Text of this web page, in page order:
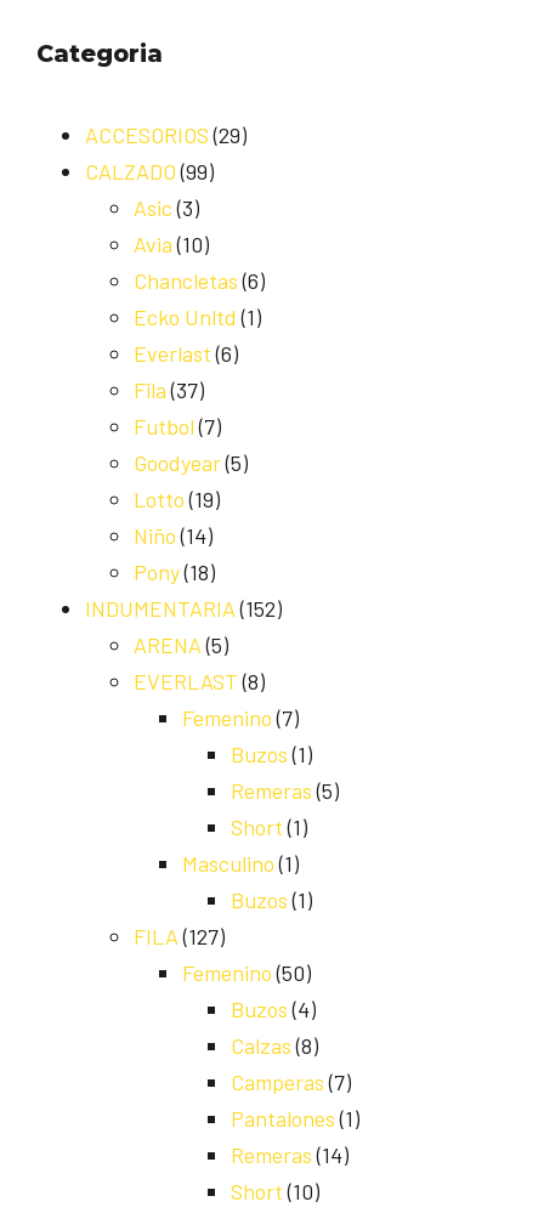
Categoria
ACCESORIOS (29)
CALZADO (99)
Asic (3)
Avia (10)
Chancletas (6)
Ecko Unltd (1)
Everlast (6)
Fila (37)
Futbol (7)
Goodyear(5)
Lotto (19)
Niño (14)
Pony(18)
INDUMENTARIA (152)
ARENA (5)
EVERLAST (8)
Femenino (7)
Buzos (1)
Remeras (5)
Short (1)
Masculino (1)
Buzos (1)
FILA (127)
Femenino (50)
Buzos (4)
Calzas (8)
Camperas (7)
Pantalones (1)
Remeras (14)
Short (10)